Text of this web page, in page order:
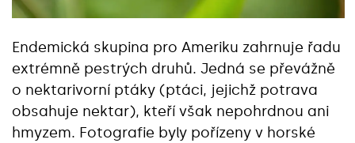
Endemická skupina pro Ameriku zahrnuje řadu
extrémně pestrých druhů. Jedná se převážně
o nektarivorní ptáky (ptáci, jejichž potrava
obsahuje nektar), kteří však nepohrdnou ani
hmyzem. Fotografie byly pořízeny v horské